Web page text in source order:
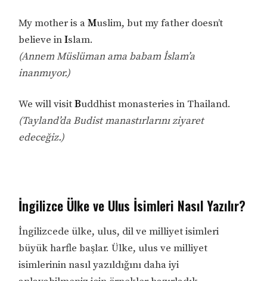
My mother is aMuslim, but my father doesn’t
believe inIslam.
(Annem Müslüman ama babam İslam’a
inanmıyor.)
We will visitBuddhist monasteries in Thailand.
(Tayland’da Budist manastırlarını ziyaret
edeceğiz.)
İngilizce Ülke ve Ulus İsimleri Nasıl Yazılır?
İngilizcede ülke, ulus, dil ve milliyet isimleri
büyük harfle başlar. Ülke, ulus ve milliyet
isimlerinin nasıl yazıldığını daha iyi